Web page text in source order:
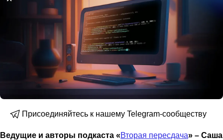
Присоединяйтесь к нашему Telegram-сообществу
Ведущие и авторы подкаста «Вторая пересдача» – Саша